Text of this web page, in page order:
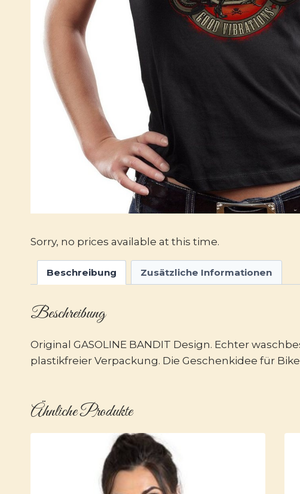
Sorry, no prices available at this time.
Beschreibung Zusätzliche Informationen
Beschreibung
Original GASOLINE BANDIT Design. Echter
plastikfreier Verpackung. Die Geschenkidee für
Ähnliche Produkte